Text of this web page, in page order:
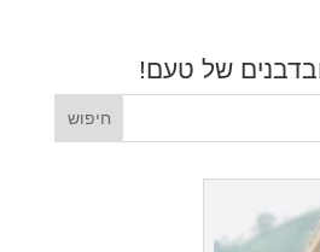
של טעם!